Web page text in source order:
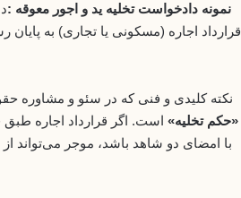
نمونه دادخواست تخلیه ید و اجور معوقه :
قرارداد اجاره (مسکونی یا تجاری) به پایان
نکته کلیدی و فنی که در سئو و مشاوره
«حکم تخلیه»
با امضای دو شاهد باشد، موجر می‌تواند